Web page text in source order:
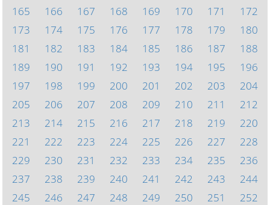
165
166 167 168 169 170 171
172
173
174 175 176 177 178 179
180
181
182 183 184 185 186 187
188
189
190 191 192 193 194 195
196
197
198 199 200 201 202 203
204
205
206 207 208 209 210 211
212
213
214 215 216 217 218 219
220
221
222 223 224 225 226 227
228
229
230 231 232 233 234 235
236
237
238 239 240 241 242 243
244
245
246 247 248 249 250 251
252